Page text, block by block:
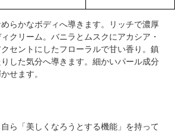
らかなボディへ導きます。リッチで濃厚
クリーム。バニラとムスクにアカシア・
セントにしたフローラルで甘い香り。鎮
した気分へ導きます。細かいパール成分
せます。
ら「美しくなろうとする機能」を持って